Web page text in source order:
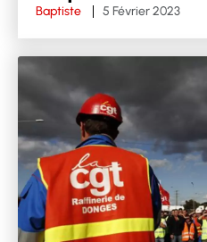
Baptiste 5 Février 2023